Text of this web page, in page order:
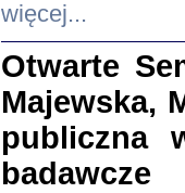
więcej...
Otwarte
Majewska,
publiczna
badawcze